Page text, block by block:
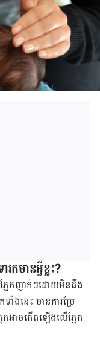
ក​មាន​អ្វី​ខ្លះ​?
នែក​ញាក់​ៗ​ដោយ​មិន​ដឹង​
ង​នេះ មាន​ការ​ប្រែ
អាច​កើត​ឡើង​លើ​ភ្នែក​